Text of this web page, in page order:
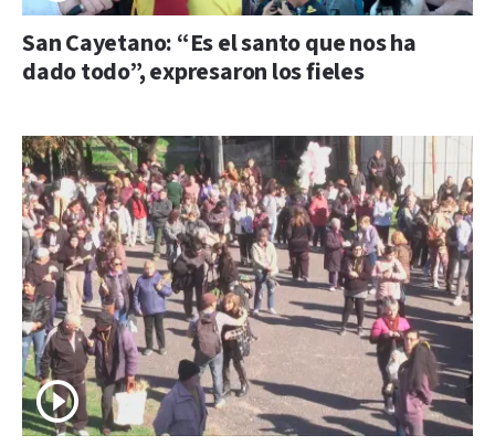
San Cayetano: “Es el santo que nos ha
dado todo”, expresaron los fieles